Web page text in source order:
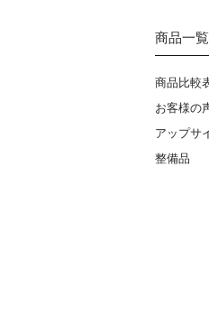
商品一覧
商品比較
お客様の
アップサ
整備品